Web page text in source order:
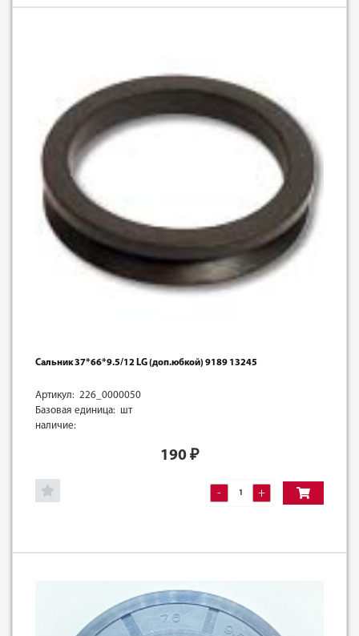
Сальник 37*66*9.5/12 LG (доп.юбкой) 9189 13245
Артикул: 226_0000050
Базовая единица: шт
наличие:
190 ₽
- +